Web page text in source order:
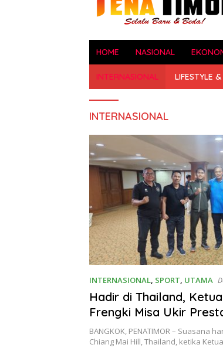
HOME NASIONAL
INTERNASIONAL LIFESTYLE
INTERNASIONAL
INTERNASIONAL, SPORT, UTAMA
Hadir di Thailand,
Frengki Misa Ukir
Banggakan NTT di SEA
BANGKOK, PENATIMOR – Suasana
Chiang Mai Hill, Thailand, ketika